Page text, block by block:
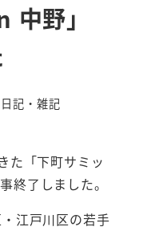
中野」
ゴリー
日記・雑記
た「下町サミッ
終了しました。
江戸川区の若手